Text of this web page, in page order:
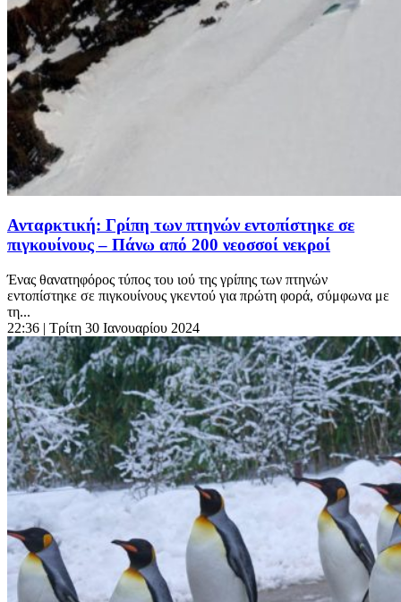
Ανταρκτική: Γρίπη των πτηνών εντοπίστηκε σε
πιγκουίνους – Πάνω από 200 νεοσσοί νεκροί
Ένας θανατηφόρος τύπος του ιού της γρίπης των πτηνών
εντοπίστηκε σε πιγκουίνους γκεντού για πρώτη φορά, σύμφωνα με
τη...
22:36 | Τρίτη 30 Ιανουαρίου 2024